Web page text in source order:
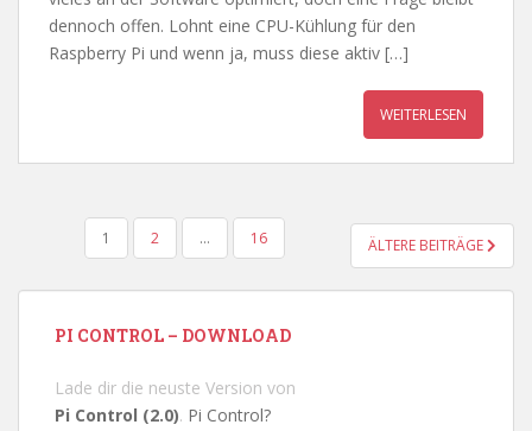
dennoch offen. Lohnt eine CPU-Kühlung für den
Raspberry Pi und wenn ja, muss diese aktiv […]
WEITERLESEN
SEITENNUMMERIERUNG
BEITRÄGE
1 2 … 16 ÄLTERE BEITRÄGE
PI CONTROL – DOWNLOAD
Lade dir die neuste Version von
Pi Control (2.0). Pi Control?